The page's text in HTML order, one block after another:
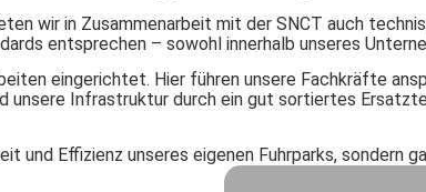
wir in Zusammenarbeit mit der SNCT auch
entsprechen – sowohl innerhalb unseres
eingerichtet. Hier führen unsere Fachkräfte
unsere Infrastruktur durch ein gut sortiertes
und Effizienz unseres eigenen Fuhrparks, sondern